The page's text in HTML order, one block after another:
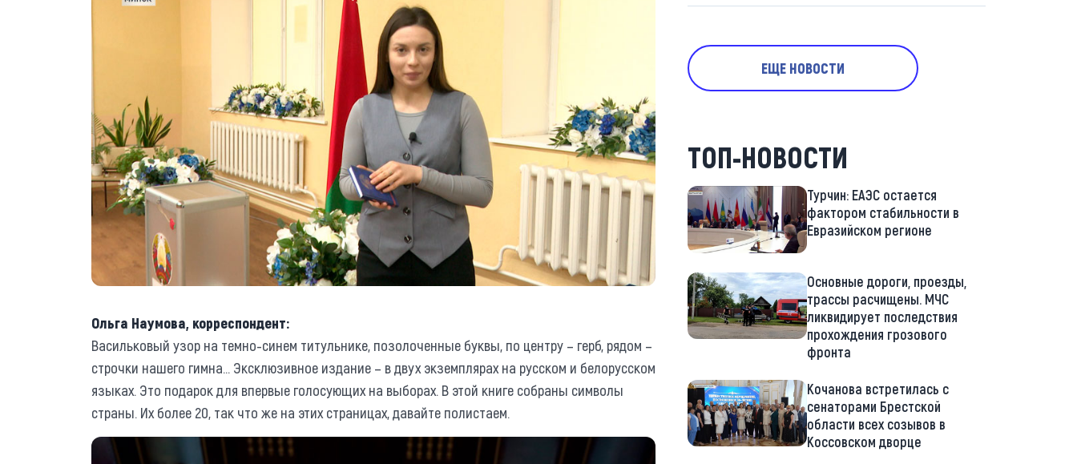
Ольга Наумова, корреспондент:
Васильковый узор на темно-синем титульнике, позолоченные буквы, по центру – герб, рядом –
строчки нашего гимна... Эксклюзивное издание – в двух экземплярах на русском и белорусском
языках. Это подарок для впервые голосующих на выборах. В этой книге собраны символы
страны. Их более 20, так что же на этих страницах, давайте полистаем.
ЕЩЕ НОВОСТИ
ТОП-НОВОСТИ
Турчин: ЕАЭС остается
фактором стабильности в
Евразийском регионе
Основные дороги, проезды,
трассы расчищены. МЧС
ликвидирует последствия
прохождения грозового
фронта
Кочанова встретилась с
сенаторами Брестской
области всех созывов в
Коссовском дворце